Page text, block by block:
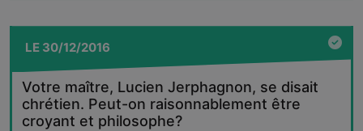
LE 30/12/2016
Votre maître, Lucien Jerphagnon, se disait
chrétien. Peut-on raisonnablement être
croyant et philosophe?